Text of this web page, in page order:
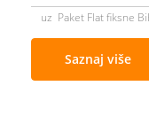
uz Paket Flat fiksne
Saznaj više